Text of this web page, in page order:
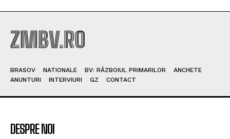
ZMBV.RO
BRASOV NATIONALE BV: RĂZBOIUL PRIMARILOR
ANCHETE
ANUNTURI
INTERVIURI GZ CONTACT
DESPRE NOI